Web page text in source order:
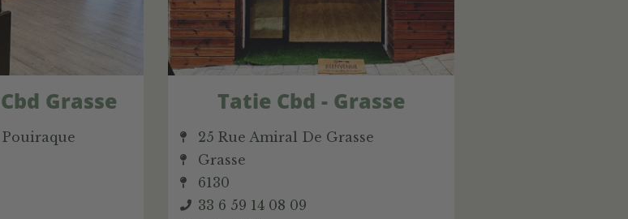
Grasse
Pouiraque
Tatie Cbd - Grasse
25 Rue Amiral De Grasse
Grasse
6130
33 6 59 14 08 09